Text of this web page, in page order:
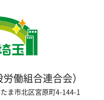
働組合連合会）
ま市北区宮原町4-144-1